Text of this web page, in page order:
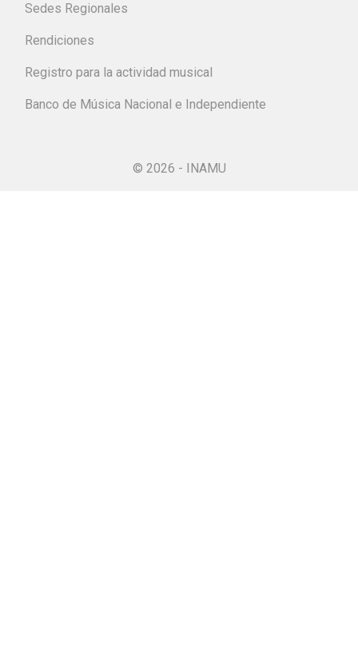
Sedes Regionales
Rendiciones
Registro para la actividad musical
Banco de Música Nacional e Independiente
© 2026 - INAMU